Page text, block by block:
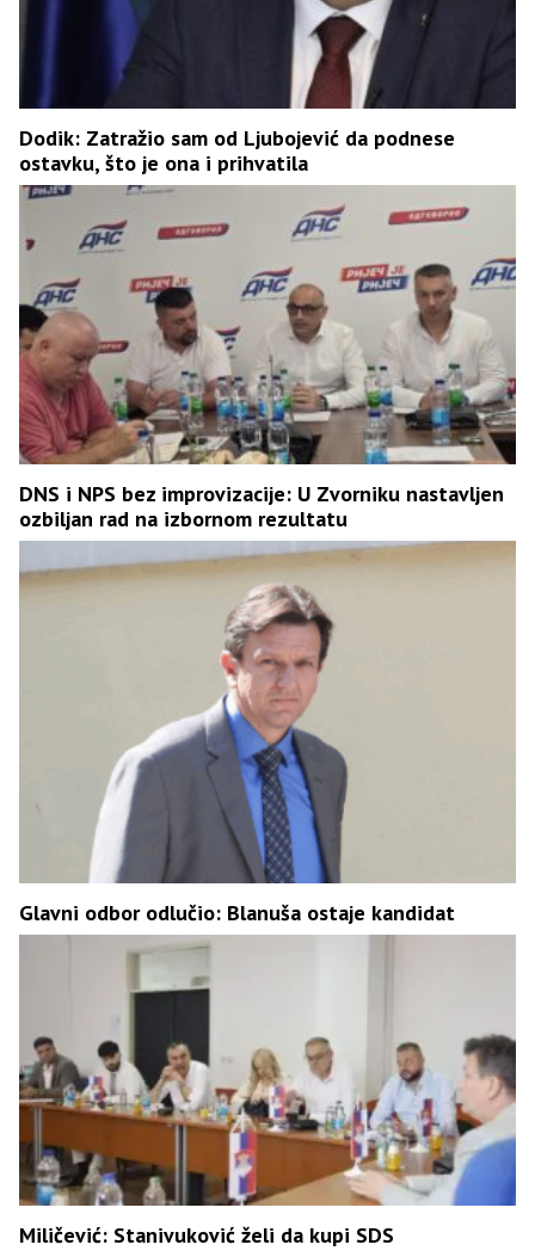
Dodik: Zatražio sam od Ljubojević da podnese
ostavku, što je ona i prihvatila
DNS i NPS bez improvizacije: U Zvorniku nastavljen
ozbiljan rad na izbornom rezultatu
Glavni odbor odlučio: Blanuša ostaje kandidat
Miličević: Stanivuković želi da kupi SDS